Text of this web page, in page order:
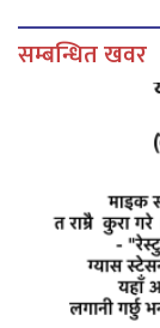
सम्बन्धित खवर